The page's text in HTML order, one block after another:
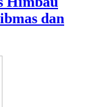
dan